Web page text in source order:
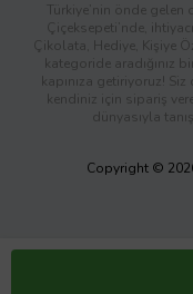
Türkiye’nin önde
Çiçeksepeti’nde,
Çikolata, Hediye, Kişiye
kategoride aradığınız
kapınıza getiriyoruz!
kendiniz için sipariş
dünyasıyla
Copyright ©